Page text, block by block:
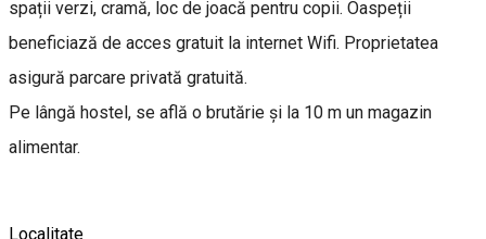
spații verzi, cramă, loc de joacă pentru copii. Oaspeții
beneficiază de acces gratuit la internet Wifi. Proprietatea
asigură parcare privată gratuită.
Pe lângă hostel, se află o brutărie și la 10 m un magazin
alimentar.
Localitate